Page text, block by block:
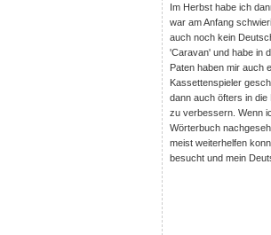
Im Herbst habe ich
war am Anfang
auch noch kein
'Caravan' und habe in
Paten haben mir auch
Kassettenspieler
dann auch öfters in die
zu verbessern. Wenn
Wörterbuch
meist weiterhelfen
besucht und mein